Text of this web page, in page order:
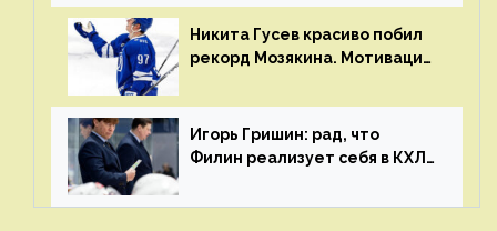
Никита Гусев красиво побил
рекорд Мозякина. Мотивации
много
Игорь Гришин: рад, что
Филин реализует себя в КХЛ
стали загонять его в рамки